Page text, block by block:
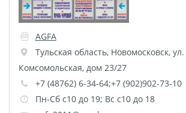
пленке
Напольная графика
Широкоформатное
ламинирование
Изготовление баннеров
AGFA
Тульская область, Новомосковск, ул.
Комсомольская, дом 23/27
+7 (48762) 6-34-64;+7 (902)902-73-10
Пн-Сб с10 до 19; Вс с10 до 18